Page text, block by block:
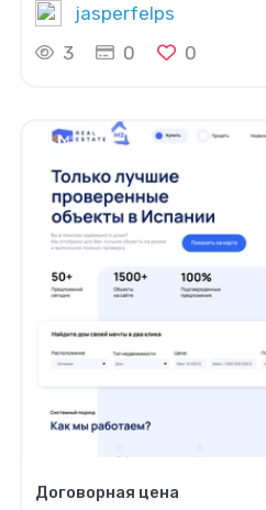
jasperfelps
3
0 0
Договорная цена